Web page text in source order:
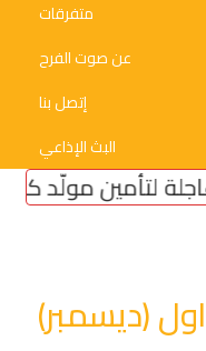
متفرقات
عن صوت الفرح
إتصل بنا
البث الإذاعي
مولّد كهرباء